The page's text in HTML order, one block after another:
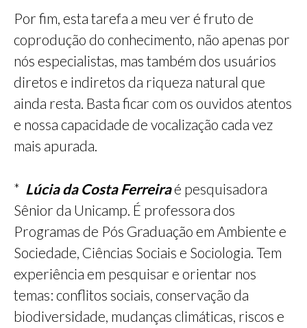
Por fim, esta tarefa a meu ver é fruto de
coprodução do conhecimento, não apenas por
nós especialistas, mas também dos usuários
diretos e indiretos da riqueza natural que
ainda resta. Basta ficar com os ouvidos atentos
e nossa capacidade de vocalização cada vez
mais apurada.
* Lúcia da Costa Ferreiraé pesquisadora
Sênior da Unicamp. É professora dos
Programas de Pós Graduação em Ambiente e
Sociedade, Ciências Sociais e Sociologia. Tem
experiência em pesquisar e orientar nos
temas: conflitos sociais, conservação da
biodiversidade, mudanças climáticas, riscos e